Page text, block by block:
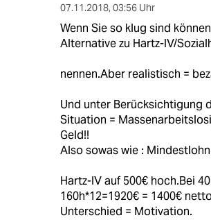
07.11.2018, 03:56 Uhr
Wenn Sie so klug sind
Alternative zu Hartz-IV/
nennen.Aber realistisch =
Und unter Berücksichtigung
Situation =
Geld!!
Also sowas wie :
Hartz-IV auf 500€ hoch.Bei
160h*12=1920€ = 1400€
Unterschied = Motivation.